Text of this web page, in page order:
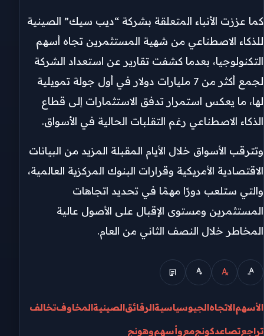
كما عززت الأنباء المتعلقة بشركة “ديب سيك” الصينية
للذكاء الاصطناعي من شهية المستثمرين تجاه أسهم
التكنولوجيا، بعدما كشفت تقارير عن استعداد الشركة
لجمع أكثر من 7 مليارات دولار في أول جولة تمويلية
لها، ما يعكس استمرار تدفق الاستثمارات إلى قطاع
الذكاء الاصطناعي رغم التقلبات الحالية في الأسواق.
وتترقب الأسواق خلال الأيام المقبلة المزيد من البيانات
الاقتصادية الأمريكية وقرارات البنوك المركزية العالمية،
والتي ستلعب دورًا مهمًا في تحديد اتجاهات
المستثمرين ومستوى الإقبال على الأصول عالية
المخاطر خلال النصف الثاني من العام.
الأسهمالاتجاهالجيوسياسيةالرقائقالصينيةالمخاوفتخالف
تراجعتصاعدكونجمعوأسهموهونج